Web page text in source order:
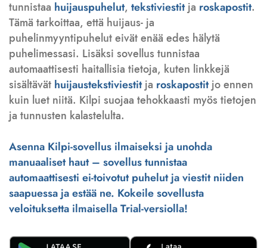
tunnistaa huijauspuhelut, tekstiviestitja roskapostit.
Tämä tarkoittaa, että huijaus- ja
puhelinmyyntipuhelut eivät enää edes hälytä
puhelimessasi. Lisäksi sovellus tunnistaa
automaattisesti haitallisia tietoja, kuten linkkejä
sisältävät huijaustekstiviestitja roskapostitjo ennen
kuin luet niitä. Kilpi suojaa tehokkaasti myös tietojen
ja tunnusten kalastelulta.
Asenna Kilpi-sovellus ilmaiseksi ja unohda
manuaaliset haut – sovellus tunnistaa
automaattisesti ei-toivotut puhelut ja viestit niiden
saapuessa ja estää ne. Kokeile sovellusta
veloituksetta ilmaisella Trial-versiolla!